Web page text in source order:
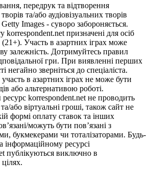
передрук та відтворення
та/або аудіовізуальних творів
Images - суворо забороняється.
korrespondent.net призначені для осіб
Участь в азартних іграх може
залежність. Дотримуйтесь правил
гри. При виявленні перших
негайно зверніться до спеціаліста.
в азартних іграх не може бути
або альтернативою роботі.
korrespondent.net не проводить
або віртуальні гроші, також сайт не
формі оплату ставок та інших
можуть бути пов’язані з
букмекерами чи тоталізаторами. Будь-
інформаційному ресурсі
публікуються виключно в